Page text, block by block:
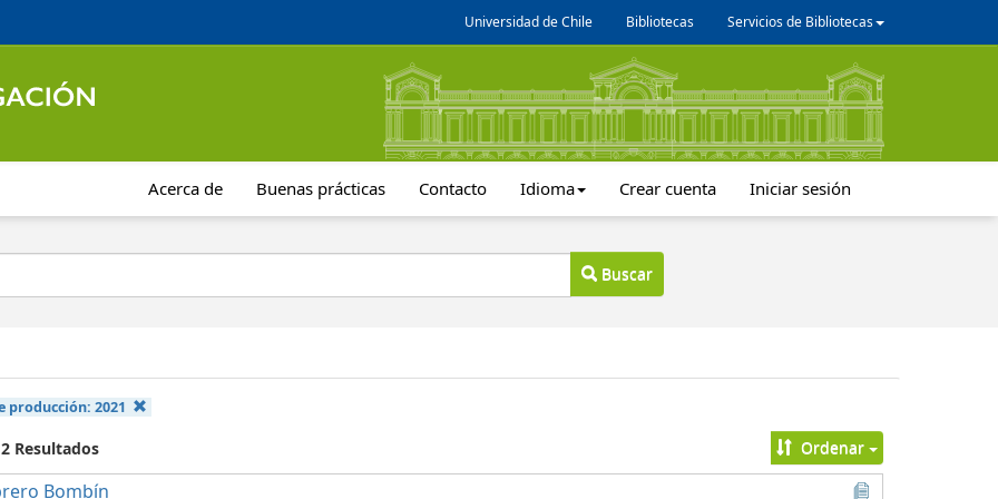
Universidad de Chile Bibliotecas Servicios de Bibliotecas
Acerca de Buenas prácticas Contacto Idioma Crear cuenta Iniciar sesión
Buscar
producción: 2021
Resultados Ordenar
Bombín